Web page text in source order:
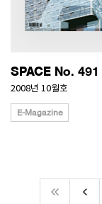
SPACE No. 491
2008년 10월호
E-Magazine
keyboard_arrow_left